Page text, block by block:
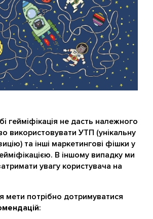
гейміфікація не дасть належного
використовувати УТП (унікальну
та інші маркетингові фішки у
В іншому випадку ми
увагу користувача на
мети потрібно дотримуватися
: